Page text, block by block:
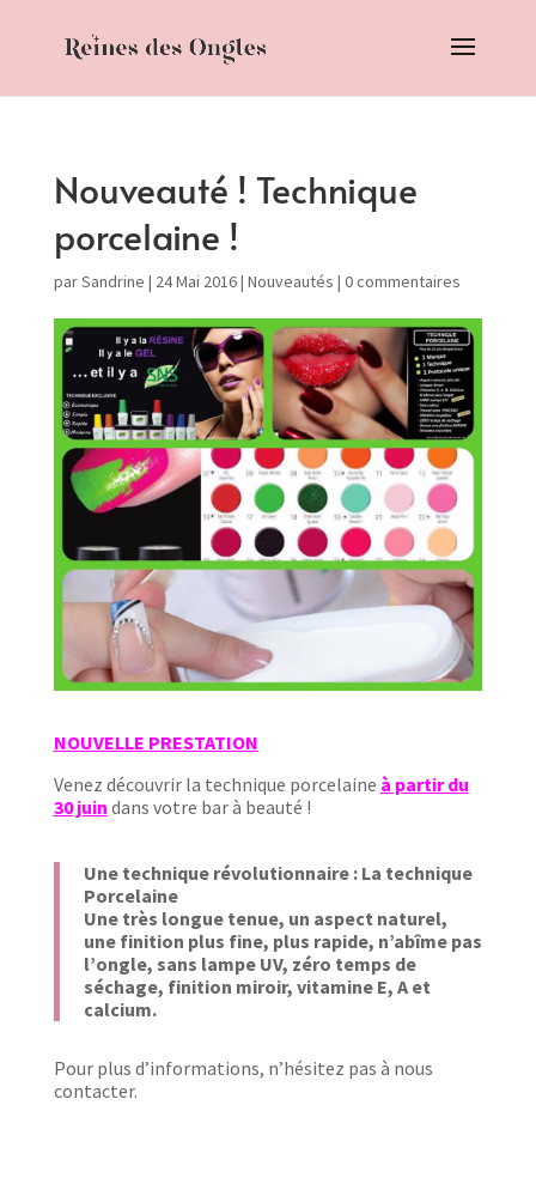
Nouveauté ! Technique
porcelaine !
parSandrine | 24 Mai 2016| Nouveautés | 0 commentaires
NOUVELLE PRESTATION
Venez découvrir la technique porcelaine à partir du
30 juin dans votre bar à beauté !
Une technique révolutionnaire : La technique
Porcelaine
Une très longue tenue, un aspect naturel,
une finition plus fine, plus rapide, n’abîme pas
l’ongle, sans lampe UV, zéro temps de
séchage, finition miroir, vitamine E, A et
calcium.
Pour plus d’informations, n’hésitez pas à nous
contacter.